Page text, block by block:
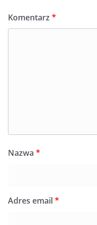
Komentarz *
Nazwa *
Adres email*